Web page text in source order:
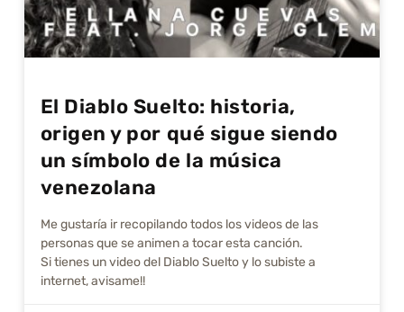
El Diablo Suelto: historia,
origen y por qué sigue siendo
un símbolo de la música
venezolana
Me gustarí­a ir recopilando todos los videos de las
personas que se animen a tocar esta canción.
Si tienes un video del Diablo Suelto y lo subiste a
internet, avisame!!